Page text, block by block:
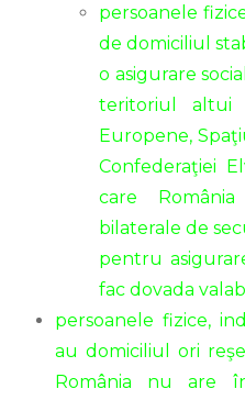
persoanele
de domiciliul
o asigurare
teritoriul altui
Europene,
Confederaţiei
care
bilaterale de
pentru
fac dovada
persoanele fizice,
au domiciliul ori
România nu are